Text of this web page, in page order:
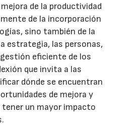
de la productividad
de la incorporación
sino también de la
estrategia, las personas,
eficiente de los
que invita a las
dónde se encuentran
de mejora y
tener un mayor impacto